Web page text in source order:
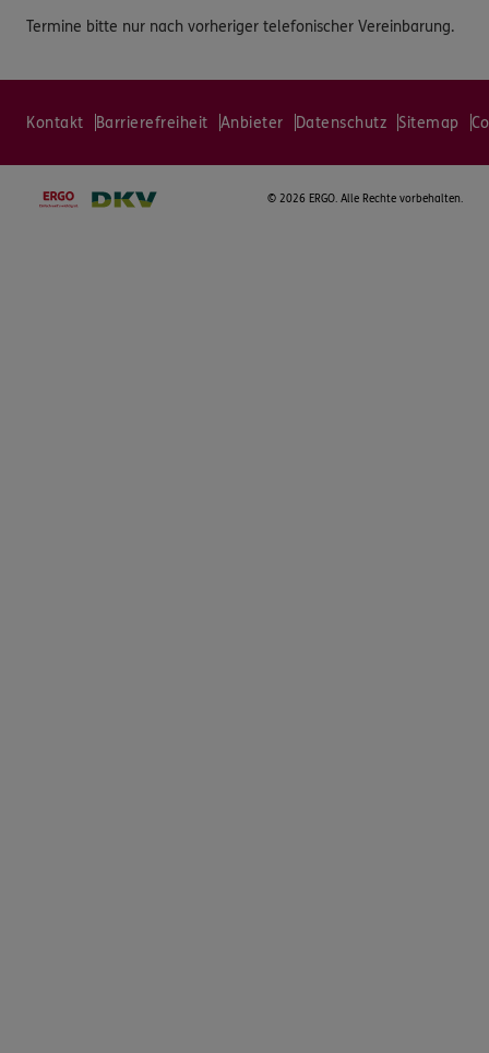
Termine bitte nur nach vorheriger telefonischer Vereinbarung.
Kontakt Barrierefreiheit Anbieter Datenschutz Sitemap
© 2026 ERGO. Alle Rechte vorbehalten.